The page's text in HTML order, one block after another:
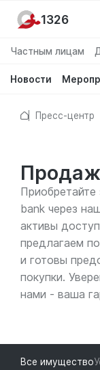
Частным лицам
Новости
1326
Пресс-центр
bank через
активы
предлагаем
и готовы
покупки.
нами - ваша
Все имущество